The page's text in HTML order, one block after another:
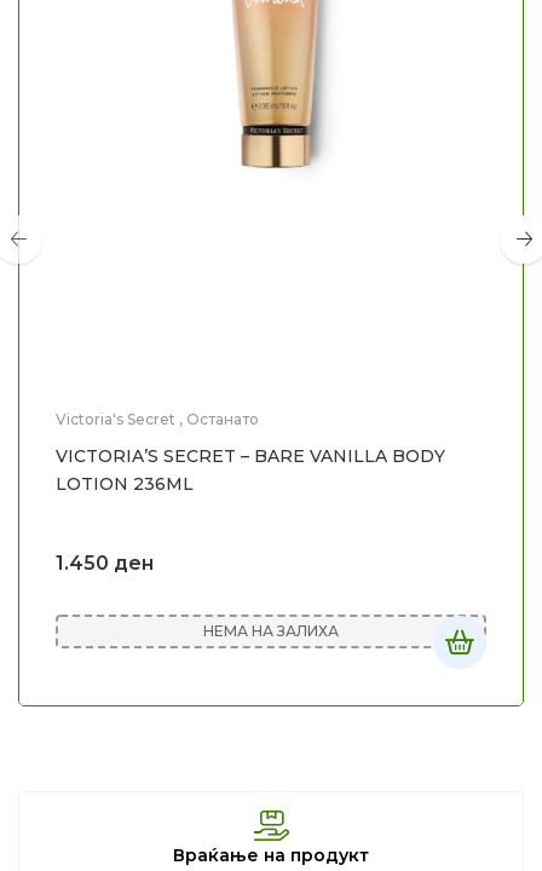
Victoria's Secret , Останато
VICTORIA’S SECRET – BARE VANILLA BODY
LOTION 236ML
1.450 ден
НЕМА НА ЗАЛИХА
Враќање на продукт